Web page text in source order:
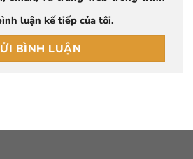
luận kế tiếp của tôi.